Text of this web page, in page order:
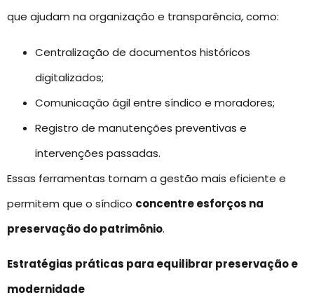
que ajudam na organização e transparência, como:
Centralização de documentos históricos
digitalizados;
Comunicação ágil entre síndico e moradores;
Registro de manutenções preventivas e
intervenções passadas.
Essas ferramentas tornam a gestão mais eficiente e
permitem que o síndico concentre esforços na
preservação do patrimônio.
Estratégias práticas para equilibrar preservação e
modernidade